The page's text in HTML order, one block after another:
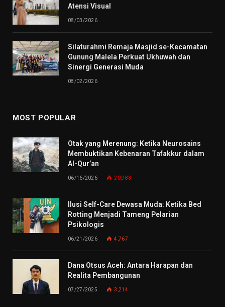
Atensi Visual
08/03/2026
Silaturahmi Remaja Masjid se-Kecamatan
Gunung Malela Perkuat Ukhuwah dan
Sinergi Generasi Muda
08/02/2026
MOST POPULAR
Otak yang Merenung: Ketika Neurosains
Membuktikan Kebenaran Tafakkur dalam
Al-Qur’an
06/16/2026 20,983
Ilusi Self-Care Dewasa Muda: Ketika Bed
Rotting Menjadi Tameng Pelarian
Psikologis
06/21/2026 4,767
Dana Otsus Aceh: Antara Harapan dan
Realita Pembangunan
07/27/2025 3,214